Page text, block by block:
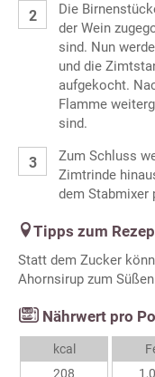
Die
der Wein
sind. Nun
und die
aufgekocht.
Flamme
sind.
Zum Schluss
Zimtrinde
dem Stabmixer
Tipps zum
Statt dem Zucker
Ahornsirup zum
Nährwert pro
kcal
208